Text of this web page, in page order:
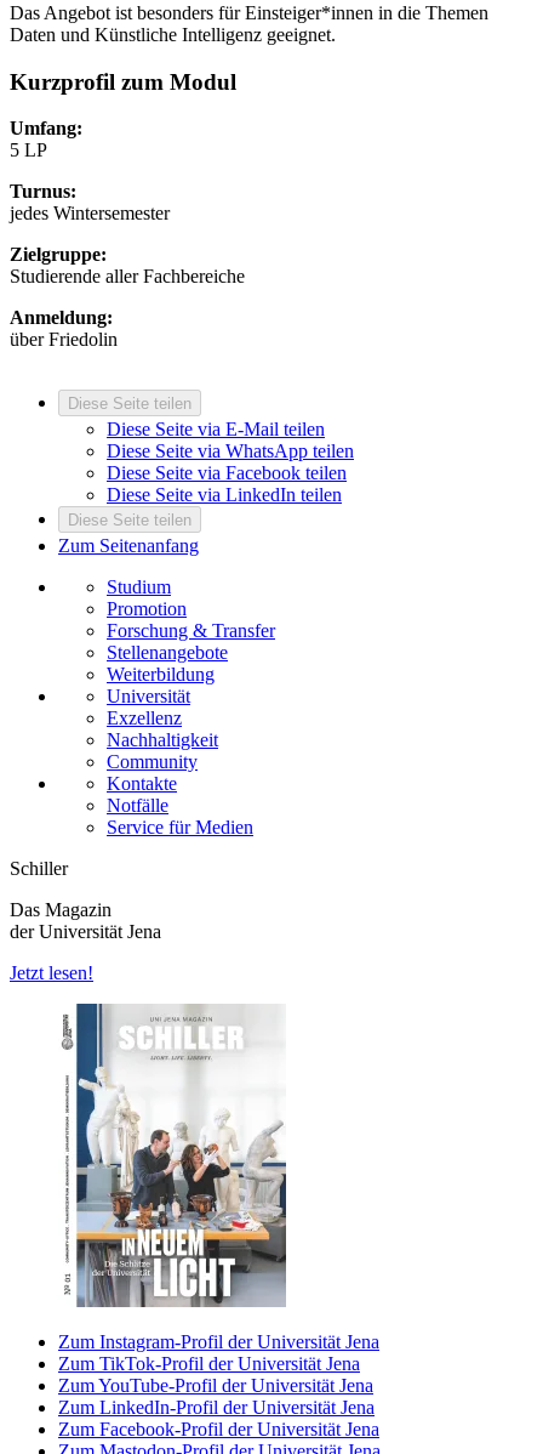
Das Angebot ist besonders für Einsteiger*innen in die Themen
Daten und Künstliche Intelligenz geeignet.
Kurzprofil zum Modul
Umfang:
5 LP
Turnus:
jedes Wintersemester
Zielgruppe:
Studierende aller Fachbereiche
Anmeldung:
über Friedolin
Diese Seite teilen
Diese Seite via E-Mail teilen
Diese Seite via WhatsApp teilen
Diese Seite via Facebook teilen
Diese Seite via LinkedIn teilen
Diese Seite teilen
Zum Seitenanfang
Studium
Promotion
Forschung & Transfer
Stellenangebote
Weiterbildung
Universität
Exzellenz
Nachhaltigkeit
Community
Kontakte
Notfälle
Service für Medien
Schiller
Das Magazin
der Universität Jena
Jetzt lesen!
Zum Instagram-Profil der Universität Jena
Zum TikTok-Profil der Universität Jena
Zum YouTube-Profil der Universität Jena
Zum LinkedIn-Profil der Universität Jena
Zum Facebook-Profil der Universität Jena